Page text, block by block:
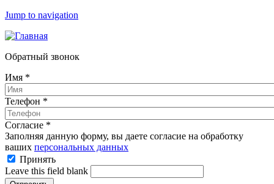
Jump to navigation
Обратный звонок
Имя *
Телефон *
Согласие *
Заполняя данную форму, вы даете согласие на обработку
ваших персональных данных
Принять
Leave this field blank